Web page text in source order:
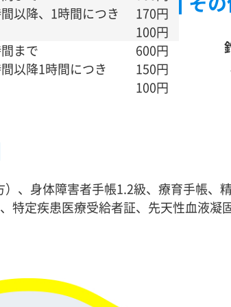
以降、1時間につき
170円
100円
まで
600円
以降1時間につき
150円
100円
、身体障害者手帳1.2級、療育手帳、
特定疾患医療受給者証、先天性血液